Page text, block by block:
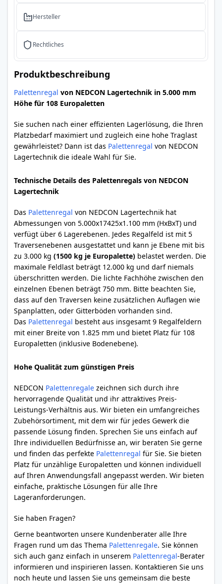
Hersteller
Rechtliches
Produktbeschreibung
Palettenregal von NEDCON Lagertechnik in 5.000 mm
Höhe für 108 Europaletten
Sie suchen nach einer effizienten Lagerlösung, die Ihren
Platzbedarf maximiert und zugleich eine hohe Traglast
gewährleistet? Dann ist das Palettenregal von NEDCON
Lagertechnik die ideale Wahl für Sie.
Technische Details des Palettenregals von NEDCON
Lagertechnik
Das Palettenregal von NEDCON Lagertechnik hat
Abmessungen von 5.000x17425x1.100 mm (HxBxT) und
verfügt über 6 Lagerebenen. Jedes Regalfeld ist mit 5
Traversenebenen ausgestattet und kann je Ebene mit bis
zu 3.000 kg (1500 kg je Europalette) belastet werden. Die
maximale Feldlast beträgt 12.000 kg und darf niemals
überschritten werden. Die lichte Fachhöhe zwischen den
einzelnen Ebenen beträgt 750 mm. Bitte beachten Sie,
dass auf den Traversen keine zusätzlichen Auflagen wie
Spanplatten, oder Gitterböden vorhanden sind.
Das Palettenregal besteht aus insgesamt 9 Regalfeldern
mit einer Breite von 1.825 mm und bietet Platz für 108
Europaletten (inklusive Bodenebene).
Hohe Qualität zum günstigen Preis
NEDCON Palettenregale zeichnen sich durch ihre
hervorragende Qualität und ihr attraktives Preis-
Leistungs-Verhältnis aus. Wir bieten ein umfangreiches
Zubehörsortiment, mit dem wir für jedes Gewerk die
passende Lösung finden. Sprechen Sie uns einfach auf
Ihre individuellen Bedürfnisse an, wir beraten Sie gerne
und finden das perfekte Palettenregal für Sie. Sie bieten
Platz für unzählige Europaletten und können individuell
auf Ihren Anwendungsfall angepasst werden. Wir bieten
einfache, praktische Lösungen für alle Ihre
Lageranforderungen.
Sie haben Fragen?
Gerne beantworten unsere Kundenberater alle Ihre
Fragen rund um das Thema Palettenregale. Sie können
sich auch ganz einfach in unserem Palettenregal-Berater
informieren und inspirieren lassen. Kontaktieren Sie uns
noch heute und lassen Sie uns gemeinsam die beste